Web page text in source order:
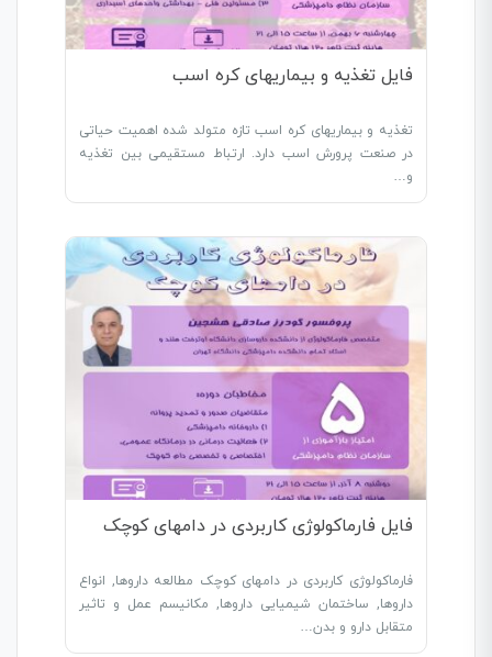
فایل تغذیه و بیماریهای کره اسب
تغذیه و بیماریهای کره اسب تازه متولد شده اهمیت حیاتی
در صنعت پرورش اسب دارد. ارتباط مستقیمی بین تغذیه
و…
فایل فارماکولوژی کاربردی در دامهای کوچک
فارماکولوژی کاربردی در دامهای کوچک مطالعه داروها, انواع
داروها, ساختمان شیمیایی داروها, مکانیسم عمل و تاثیر
متقابل دارو و بدن…